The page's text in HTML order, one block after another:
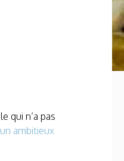
qui n’a pas
un ambitieux